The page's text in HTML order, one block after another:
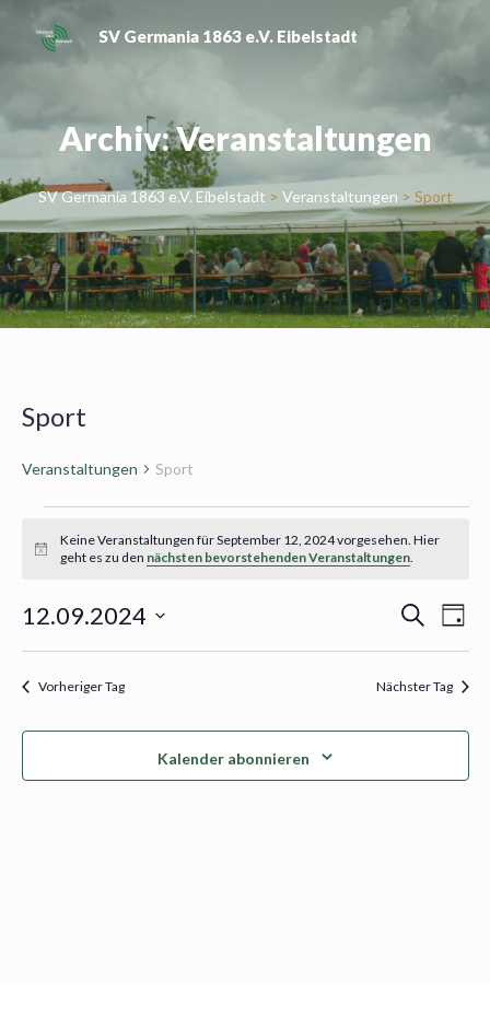
SV Germania 1863 e.V. Eibelstadt
Archiv:Veranstaltungen
SV Germania 1863 e.V. Eibelstadt > Veranstaltungen > Sport
Sport
Veranstaltungen Sport
Veranstaltungen
September
12,
Hinweis
Keine Veranstaltungen für September 12, 2024 vorgesehen. Hier
geht es zu den nächsten bevorstehenden Veranstaltungen.
Suche
und
Suche
Tag
12.09.2024
Datum
wählen.
Vorheriger Tag Nächster Tag
Kalender abonnieren